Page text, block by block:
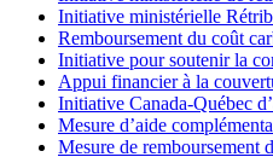
Initiative ministérielle
Remboursement du coût
Initiative pour soutenir la
Appui financier à la
Initiative Canada-Québec
Mesure d’aide
Mesure de remboursement